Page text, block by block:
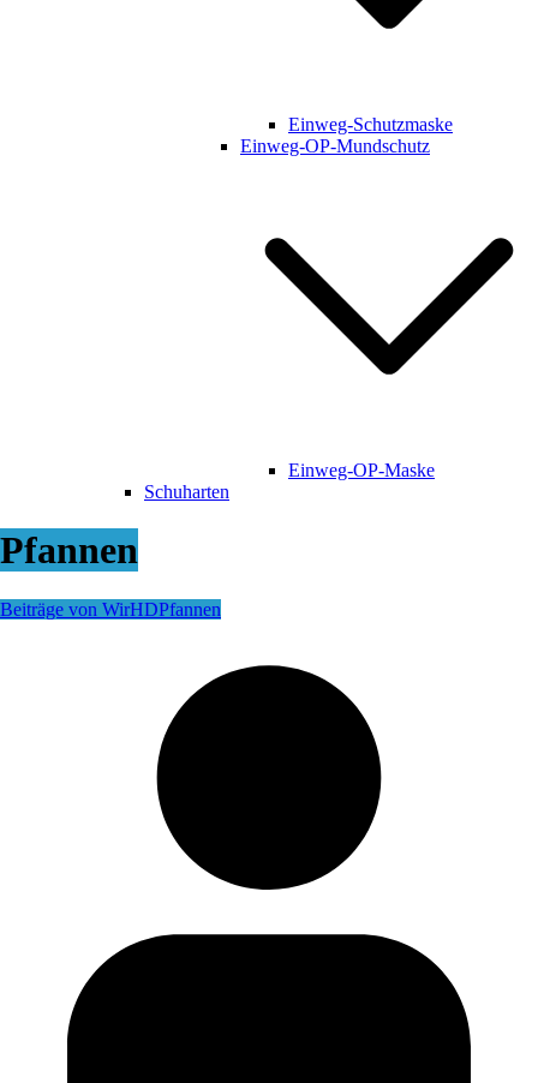
Einweg-Schutzmaske
Einweg-OP-Mundschutz
Einweg-OP-Maske
Schuharten
Pfannen
Beiträge von WirHDPfannen